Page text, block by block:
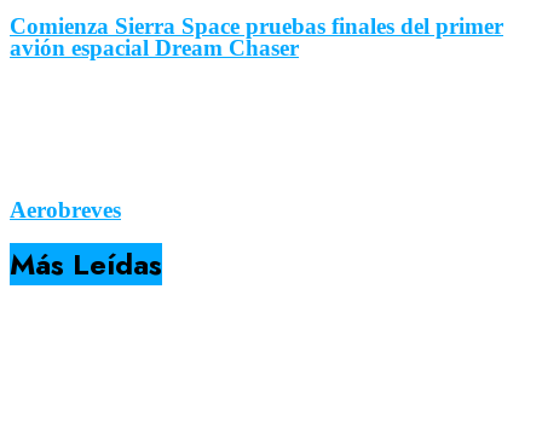
Comienza Sierra Space pruebas finales del primer
avión espacial Dream Chaser
Aerobreves
Más Leídas